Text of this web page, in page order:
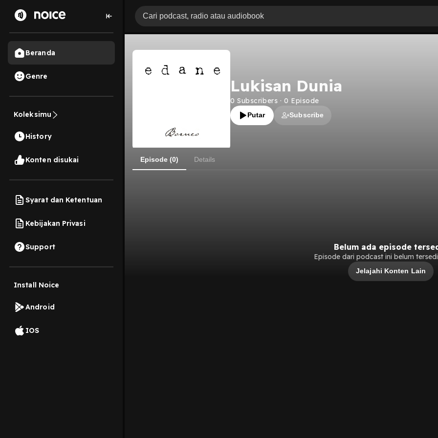
Beranda
Genre
Koleksimu
History
Konten disukai
Syarat dan Ketentuan
Kebijakan Privasi
Support
Install Noice
Android
IOS
Lukisan Dunia
0 Subscribers · 0 Episode
Putar Subscribe
Episode (0) Details
Belum ada episode
Episode dari podcast ini belum
Jelajahi Konten Lain